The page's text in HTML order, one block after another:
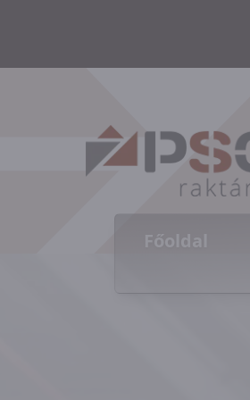
Főoldal